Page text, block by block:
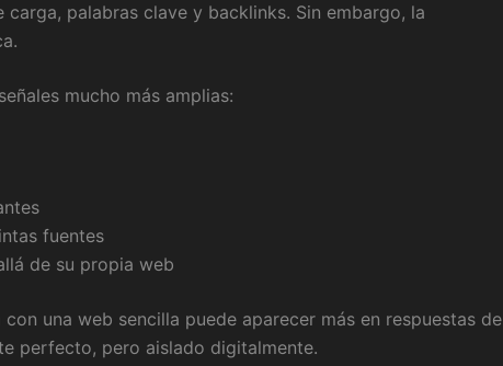
palabras clave y backlinks. Sin embargo, la
mucho más amplias:
fuentes
de su propia web
una web sencilla puede aparecer más en respuestas de
perfecto, pero aislado digitalmente.